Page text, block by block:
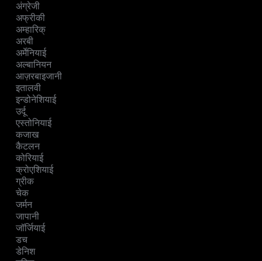
अंग्रेजी
अफ्रीकी
अम्हारिक्
अरबी
अर्मेनियाई
अल्बानियन
आज़रबाइजानी
इतालवी
इन्डोनेशियाई
उर्दू
एस्तोनियाई
कजाख
कैटलन
कोरियाई
क्रोएशियाई
ग्रीक
चेक
जर्मन
जापानी
जॉर्जियाई
डच
डेनिश